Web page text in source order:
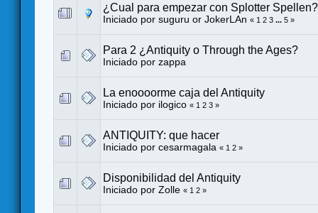
¿Cual para empezar con Splotter Spellen?
Iniciado por suguru or JokerLAn « 1 2 3 ... 5 »
Para 2 ¿Antiquity o Through the Ages?
Iniciado por zappa
La enoooorme caja del Antiquity
Iniciado por ilogico « 1 2 3 »
ANTIQUITY: que hacer
Iniciado por cesarmagala « 1 2 »
Disponibilidad del Antiquity
Iniciado por Zolle « 1 2 »